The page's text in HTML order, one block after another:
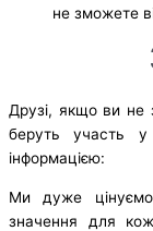
не зможете
Друзі, якщо ви не
беруть участь у
інформацією:
Ми дуже
значення для